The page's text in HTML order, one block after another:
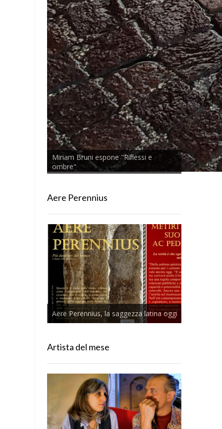
Miriam Bruni espone "Riflessi e
ombre"
Aere Perennius
Aere Perennius, la saggezza latina oggi
Artista del mese